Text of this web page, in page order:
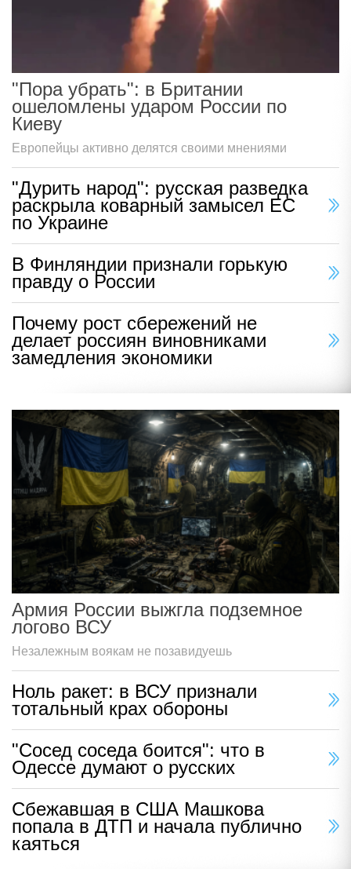
"Пора убрать": в Британии
ошеломлены ударом России по
Киеву
Европейцы активно делятся своими мнениями
"Дурить народ": русская разведка
раскрыла коварный замысел ЕС
по Украине
В Финляндии признали горькую
правду о России
Почему рост сбережений не
делает россиян виновниками
замедления экономики
Армия России выжгла подземное
логово ВСУ
Незалежным воякам не позавидуешь
Ноль ракет: в ВСУ признали
тотальный крах обороны
"Сосед соседа боится": что в
Одессе думают о русских
Сбежавшая в США Машкова
попала в ДТП и начала публично
каяться